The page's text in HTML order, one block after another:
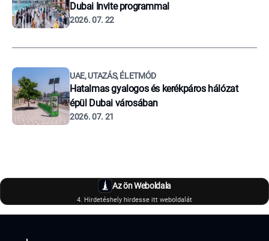
Dubai Invite programmal
2026. 07. 22
UAE, UTAZÁS, ÉLETMÓD
Hatalmas gyalogos és kerékpáros hálózat
épül Dubai városában
2026. 07. 21
Az ön Weboldala
4. Hirdetéshely hirdesse itt weboldalát